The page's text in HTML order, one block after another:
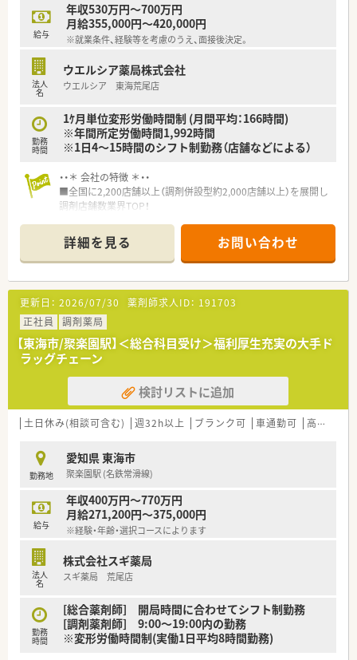
給与
年収530万円～700万円
月給355,000円～420,000円
※就業条件、経験等を考慮のうえ、面接後決定。
法人
名
ウエルシア薬局株式会社
ウエルシア 東海荒尾店
勤務
時間
1ｹ月単位変形労働時間制 (月間平均：166時間)
※年間所定労働時間1,992時間
※1日4～15時間のシフト制勤務（店舗などによる）
・・＊ 会社の特徴 ＊・・
■全国に2,200店舗以上（調剤併設型約2,000店舗以上）を展開し
調剤店舗数業界TOP！
頑張り次第で高給与も可能！
■経験や勤務コースによりますが、経験の少ない方でも500万前
半スタートと業界TOP水準！
■職種や職域に合わせ、豊富な社内研修や外部組織と連携した研
修を用意されています
■薬剤師が中心の会社だからこそ活躍できるキャリアパスが多
種多様に用意されています。
■店舗拡大に伴い、エリアマネジャーや営業部長等のマネジメン
トのポジションも増えます。
■在宅や教育等の専門性を活かせるスペシャリストを目指すこ
とも可能です。
■その他にも、管理部門や商品部門等の本社スタッフなど活動領
域は多種多様です。
■在宅実施店舗は年々増加しており、在宅医療へもしっかりと関
■育児休暇は3歳まで取得が可能で、時短制度は小学5年生まで
時短勤務ができるよう変更予定です。
■年間休日が120日とワークライフバランスが整っています
■日用品から常備薬まで、従業員割引制度など嬉しいメリットも
たくさんあります！
詳細を見る お問い合わせ
更新日： 2026/07/30 薬剤師求人ID： 191703
正社員
調剤薬局
【東海市/聚楽園駅】＜総合科目受け＞福利厚生充実の大手ド
ラッグチェーン
検討リストに追加
土日休み(相談可含む) 週32h以上 ブランク可 車通勤可 高給与(600万円以上)
勤務地
愛知県 東海市
聚楽園駅 (名鉄常滑線)
給与
年収400万円～770万円
月給271,200円～375,000円
※経験・年齢・選択コースによります
法人
名
株式会社スギ薬局
スギ薬局 荒尾店
勤務
時間
[総合薬剤師] 開局時間に合わせてシフト制勤務
[調剤薬剤師] 9:00～19:00内の勤務
※変形労働時間制(実働1日平均8時間勤務)